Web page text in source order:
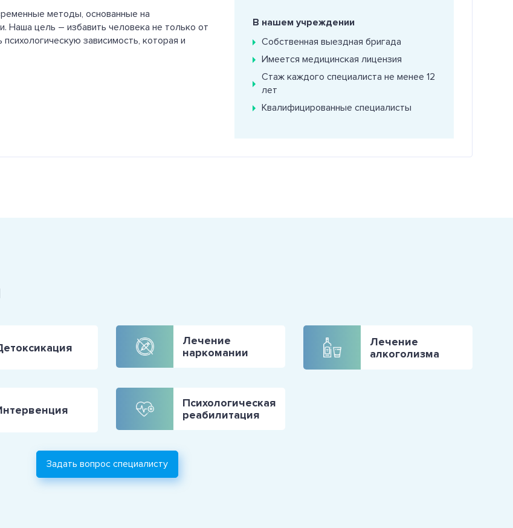
методы, основанные на
Наша цель – избавить человека не только от
зависимость, которая и
В нашем учреждении
Собственная выездная бригада
Имеется медицинская лицензия
Стаж каждого специалиста не менее 12
лет
Квалифицированные специалисты
Лечение
наркомании
Лечение
алкоголизма
Психологическая
реабилитация
Задать вопрос специалисту